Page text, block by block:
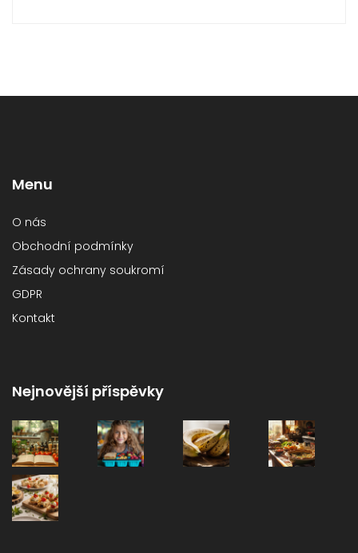
Menu
O nás
Obchodní podmínky
Zásady ochrany soukromí
GDPR
Kontakt
Nejnovější příspěvky